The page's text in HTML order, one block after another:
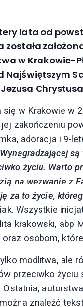
lata od
w Krakowie-
Najświętszym
w Krakowie w
zakończeniu
adoracja i 9-
życiu. Warto
na wezwanie z
za to życie,
Wszystkie
krakowski, abp
osobom,
modlitwa, ale
przeciwko
znaleźć